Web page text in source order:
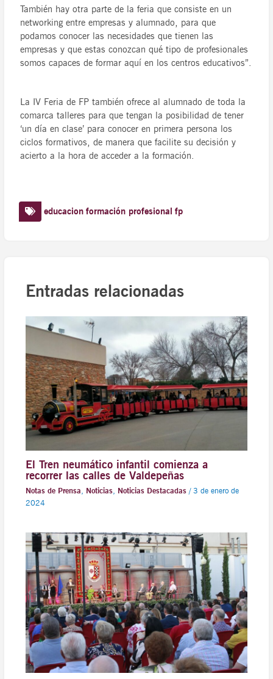
También hay otra parte de la feria que consiste en un
networking entre empresas y alumnado, para que
podamos conocer las necesidades que tienen las
empresas y que estas conozcan qué tipo de profesionales
somos capaces de formar aquí en los centros educativos”.
La IV Feria de FP también ofrece al alumnado de toda la
comarca talleres para que tengan la posibilidad de tener
‘un día en clase’ para conocer en primera persona los
ciclos formativos, de manera que facilite su decisión y
acierto a la hora de acceder a la formación.
educacion formación profesional fp
Entradas relacionadas
El Tren neumático infantil comienza a
recorrer las calles de Valdepeñas
Notas de Prensa Noticias, Noticias Destacadas/ 3 de enero de
2024